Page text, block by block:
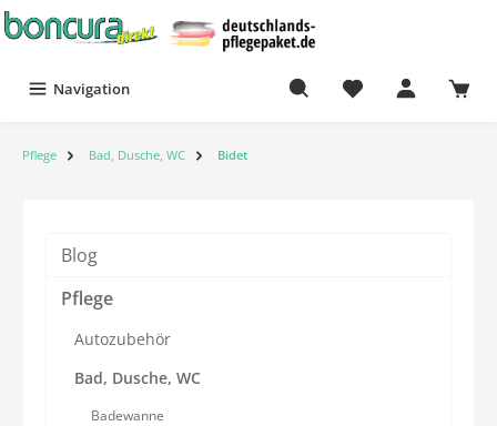
Navigation
Pflege Bad, Dusche, WC Bidet
Blog
Pflege
Autozubehör
Bad, Dusche, WC
Badewanne